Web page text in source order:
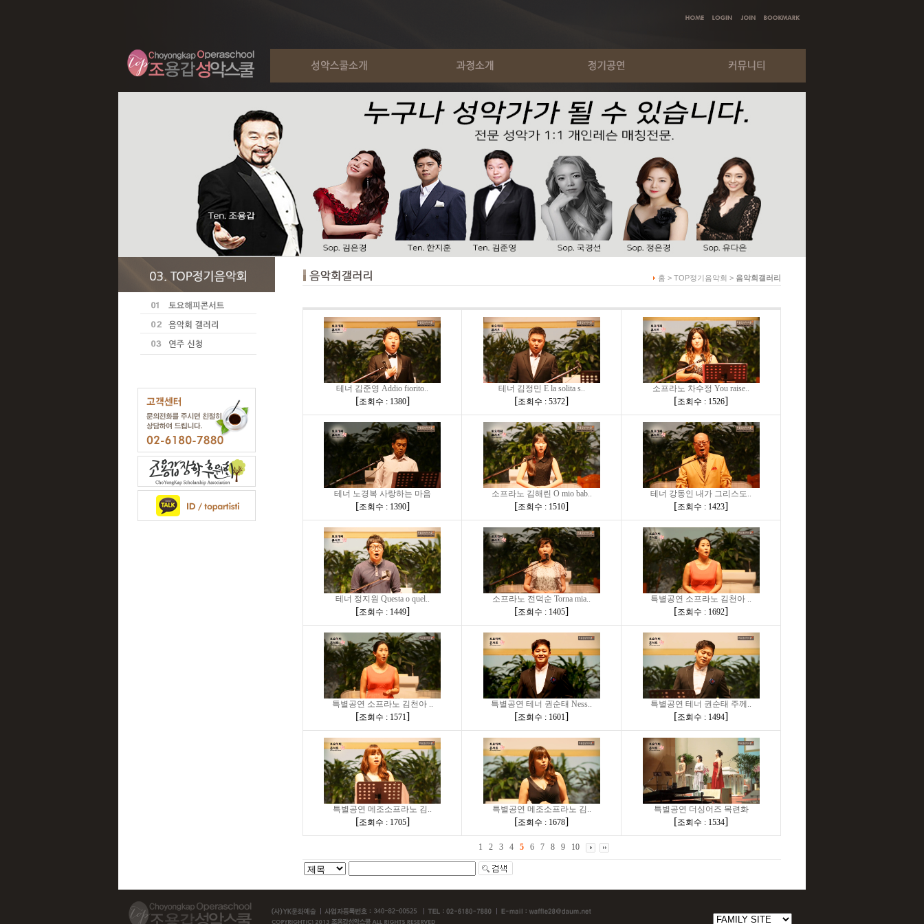
홈 > TOP정기음악회 > 음악회갤러리
테너 김준영 Addio fiorito..
[조회수 : 1380]
테너 김정민 E la solita s..
[조회수 : 5372]
소프라노 차수정 You raise..
[조회수 : 1526]
테너 노경복 사랑하는 마음
[조회수 : 1390]
소프라노 김해린 O mio bab..
[조회수 : 1510]
테너 강동인 내가 그리스도..
[조회수 : 1423]
테너 정지원 Questa o quel..
[조회수 : 1449]
소프라노 전덕순 Torna mia..
[조회수 : 1405]
특별공연 소프라노 김천아 ..
[조회수 : 1692]
특별공연 소프라노 김천아 ..
[조회수 : 1571]
특별공연 테너 권순태 Ness..
[조회수 : 1601]
특별공연 테너 권순태 주께..
[조회수 : 1494]
특별공연 메조소프라노 김..
[조회수 : 1705]
특별공연 메조소프라노 김..
[조회수 : 1678]
특별공연 더싱어즈 목련화
[조회수 : 1534]
1 2 3 4 5 6 7 8 9 10